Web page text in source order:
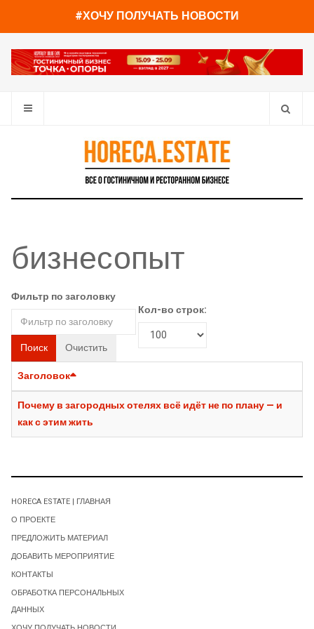
#ХОЧУ ПОЛУЧАТЬ НОВОСТИ
бизнесопыт
Фильтр по заголовку
Поиск Очистить
Кол-во строк:
Заголовок
Почему в загородных отелях всё идёт не по плану — и
как с этим жить
HORECA ESTATE | ГЛАВНАЯ
О ПРОЕКТЕ
ПРЕДЛОЖИТЬ МАТЕРИАЛ
ДОБАВИТЬ МЕРОПРИЯТИЕ
КОНТАКТЫ
ОБРАБОТКА ПЕРСОНАЛЬНЫХ
ДАННЫХ